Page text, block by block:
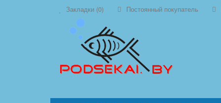
Закладки (0) Постоянный покупатель